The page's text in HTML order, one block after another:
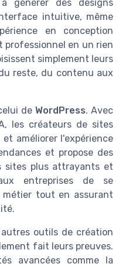
générer des designs
intuitive, même
en conception
en un rien
simplement leurs
reste, du contenu aux
deWordPress. Avec
les créateurs de sites
améliorer l'expérience
et propose des
sites plus attrayants et
entreprises de se
tout en assurant
outils de création
fait leurs preuves.
avancées comme la